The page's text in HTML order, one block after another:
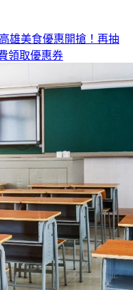
高雄美食優惠開搶！再抽
領取優惠券